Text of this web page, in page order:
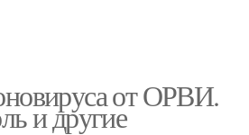
от ОРВИ.
и другие